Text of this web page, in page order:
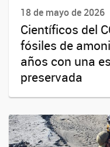
18 de mayo de 2026
Científicos del
fósiles de
años con una
preservada